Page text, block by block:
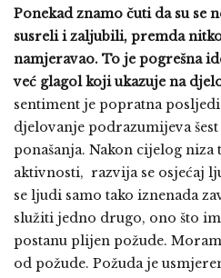
Ponekad znamo čuti da su se
susreli i zaljubili, premda
namjeravao. To je pogrešna
već glagol koji ukazuje na
sentiment je popratna
djelovanje podrazumijeva
ponašanja. Nakon cijelog
aktivnosti, razvija se osjećaj
se ljudi samo tako iznenada
služiti jedno drugo, ono što
postanu plijen požude.
od požude. Požuda je